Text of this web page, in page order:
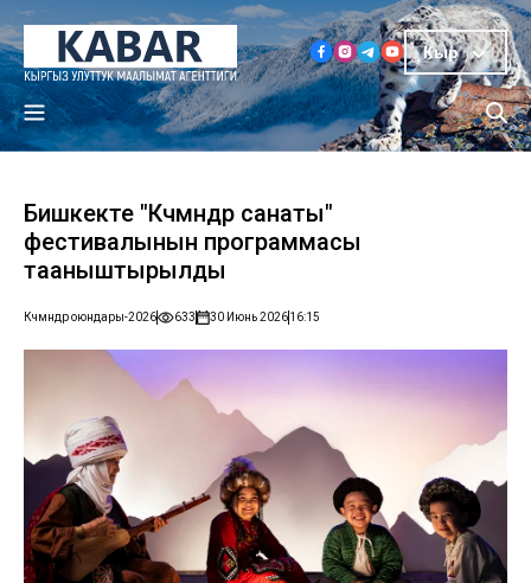
Кыр
Бишкекте "Көчмөндөр санаты"
фестивалынын программасы
тааныштырылды
Көчмөндөр оюндары-2026 633 30 Июнь 202616:15